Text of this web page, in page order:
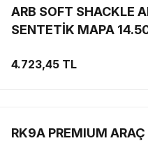
ARB SOFT SHACKLE
SENTETİK MAPA
4.723,45 TL
RK9A PREMIUM ARAÇ